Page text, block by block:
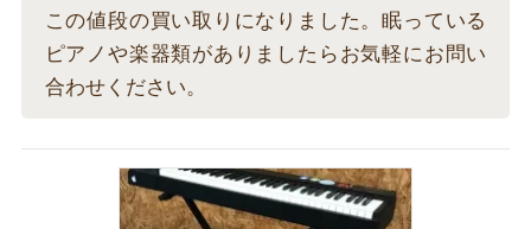
この値段の買い取りになりました。眠っている
ピアノや楽器類がありましたらお気軽にお問い
合わせください。